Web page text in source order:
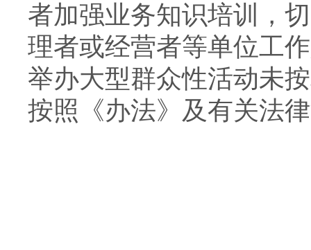
者加强业务知识培训，
理者或经营者等单位工
举办大型群众性活动未
按照《办法》及有关法